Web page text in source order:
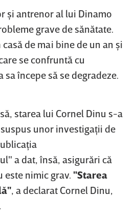
şi antrenor al lui Dinamo
grave de sănătate.
de mai bine de un an şi
se confruntă cu
începe să se degradeze.
starea lui Cornel Dinu s-a
unor investigaţii de
a dat, însă, asigurări că
este nimic grav. "Starea
, a declarat Cornel Dinu,